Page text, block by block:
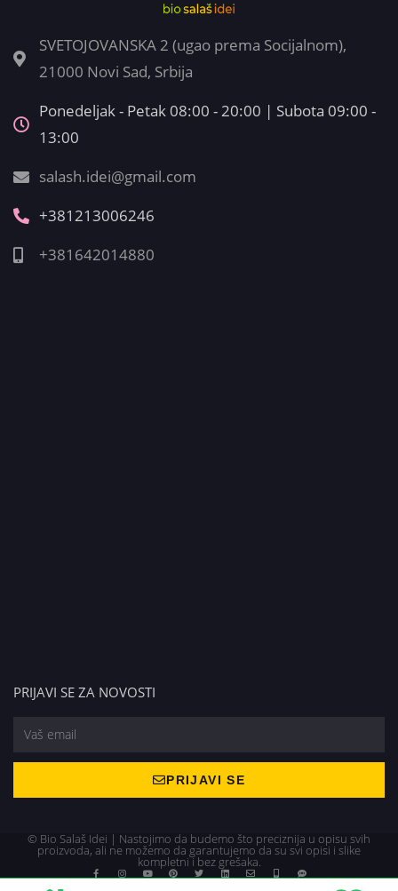
SVETOJOVANSKA 2 (ugao prema Socijalnom),
21000 Novi Sad, Srbija
Ponedeljak - Petak 08:00 - 20:00 | Subota 09:00 -
13:00
salash.idei@gmail.com
+381213006246
+381642014880
PRIJAVI SE ZA NOVOSTI
PRIJAVI SE
© Bio Salaš Idei | Nastojimo da budemo što preciznija u opisu svih
proizvoda, ali ne možemo da garantujemo da su svi opisi i slike
kompletni i bez grešaka.